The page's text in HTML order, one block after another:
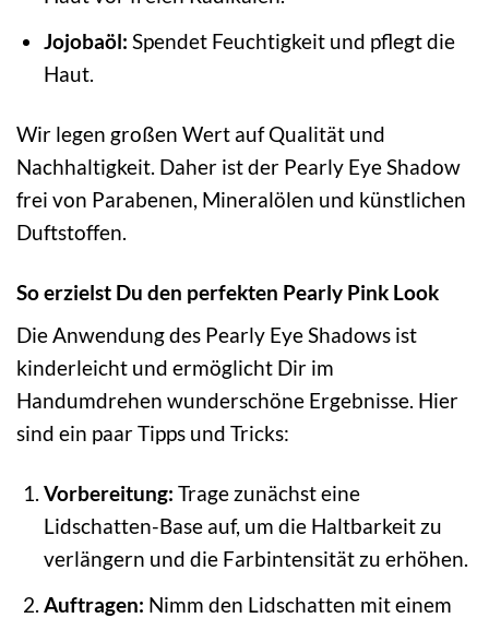
Jojobaöl: Spendet Feuchtigkeit und pflegt die
Haut.
Wir legen großen Wert auf Qualität und
Nachhaltigkeit. Daher ist der Pearly Eye Shadow
frei von Parabenen, Mineralölen und künstlichen
Duftstoffen.
So erzielst Du den perfekten Pearly Pink Look
Die Anwendung des Pearly Eye Shadows ist
kinderleicht und ermöglicht Dir im
Handumdrehen wunderschöne Ergebnisse. Hier
sind ein paar Tipps und Tricks:
Vorbereitung: Trage zunächst eine
Lidschatten-Base auf, um die Haltbarkeit zu
verlängern und die Farbintensität zu erhöhen.
Auftragen: Nimm den Lidschatten mit einem